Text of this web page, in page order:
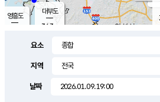
영흥도
3.3m/s
대부도
34.3
요소
지역
날짜